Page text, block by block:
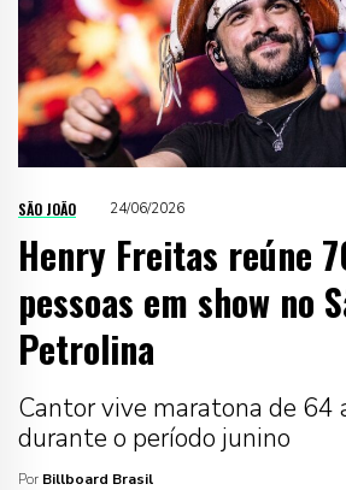
SÃO JOÃO 24/06/2026
Henry Freitas reúne
pessoas em show no
Petrolina
Cantor vive maratona de 64
durante o período junino
Por Billboard Brasil